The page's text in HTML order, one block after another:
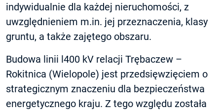
indywidualnie dla każdej nieruchomości, z
uwzględnieniem m.in. jej przeznaczenia, klasy
gruntu, a także zajętego obszaru.
Budowa linii l400 kV relacji Trębaczew –
Rokitnica (Wielopole) jest przedsięwzięciem o
strategicznym znaczeniu dla bezpieczeństwa
energetycznego kraju. Z tego względu została